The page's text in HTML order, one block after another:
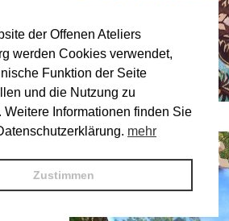
© H. Bittner
der Offenen Ateliers
werden Cookies verwendet,
Funktion der Seite
und die Nutzung zu
Weitere Informationen finden Sie
mehr
Zustimmen